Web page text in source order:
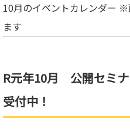
10月のイベントカレンダー
ます
R元年10月 公開セミ
受付中！